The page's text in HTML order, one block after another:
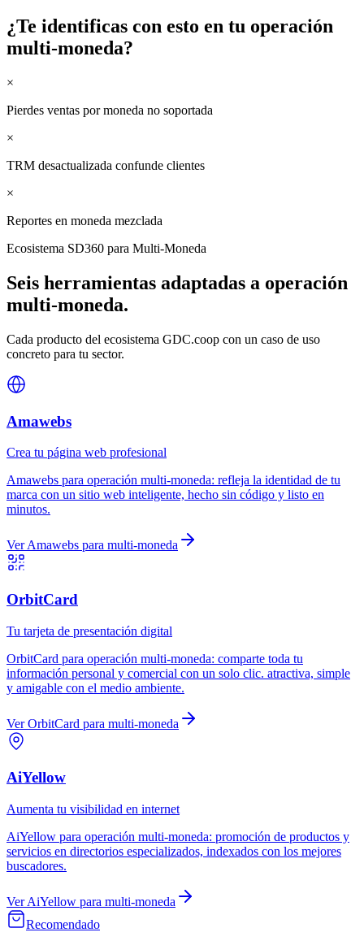
¿Te identificas con esto en tu operación
multi-moneda?
×
Pierdes ventas por moneda no soportada
×
TRM desactualizada confunde clientes
×
Reportes en moneda mezclada
Ecosistema SD360 para Multi-Moneda
Seis herramientas adaptadas a operación
multi-moneda.
Cada producto del ecosistema GDC.coop con un caso de uso
concreto para tu sector.
Amawebs
Crea tu página web profesional
Amawebs para operación multi-moneda: refleja la identidad de tu
marca con un sitio web inteligente, hecho sin código y listo en
minutos.
VerAmawebs para multi-moneda
OrbitCard
Tu tarjeta de presentación digital
OrbitCard para operación multi-moneda: comparte toda tu
información personal y comercial con un solo clic. atractiva, simple
y amigable con el medio ambiente.
VerOrbitCard para multi-moneda
AiYellow
Aumenta tu visibilidad en internet
AiYellow para operación multi-moneda: promoción de productos y
servicios en directorios especializados, indexados con los mejores
buscadores.
VerAiYellow para multi-moneda
Recomendado